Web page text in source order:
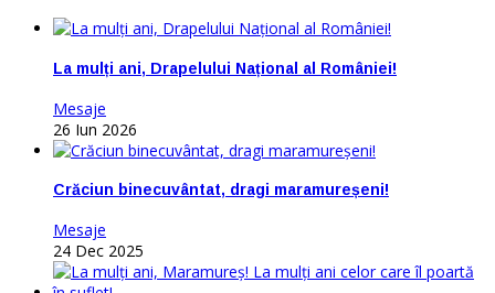
La mulți ani, Drapelului Național al României!
Mesaje
26 Iun 2026
Crăciun binecuvântat, dragi maramureșeni!
Mesaje
24 Dec 2025